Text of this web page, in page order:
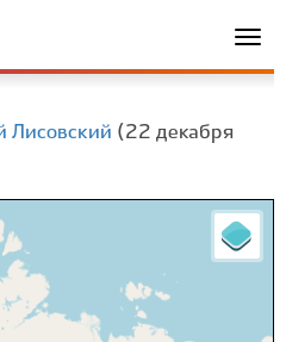
Лисовский (22 декабря